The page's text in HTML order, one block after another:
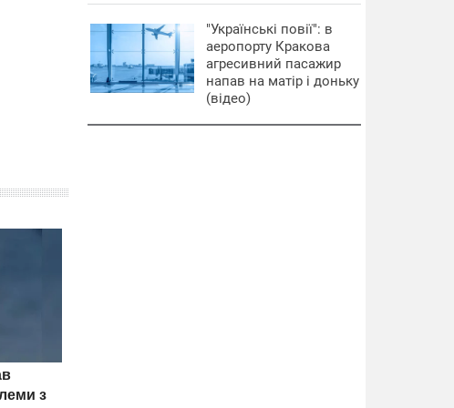
"Українські повії": в
аеропорту Кракова
агресивний пасажир
напав на матір і доньку
(відео)